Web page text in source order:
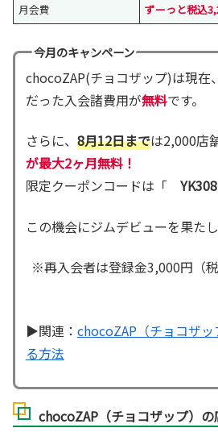
月会費
ずーっと税込
今月のキャンペーン
chocoZAP(チョコザップ)は現在
だった入会諸費用が無料です。
さらに、 8月12日までは2,000店
が最大2ヶ月無料！
限定クーポンコードは「 YK308
この機会にジムデビューを果た
※再入会者は登録金3,000円（
▶関連： chocoZAP（チョコザ
る方法
chocoZAP（チョコザップ）